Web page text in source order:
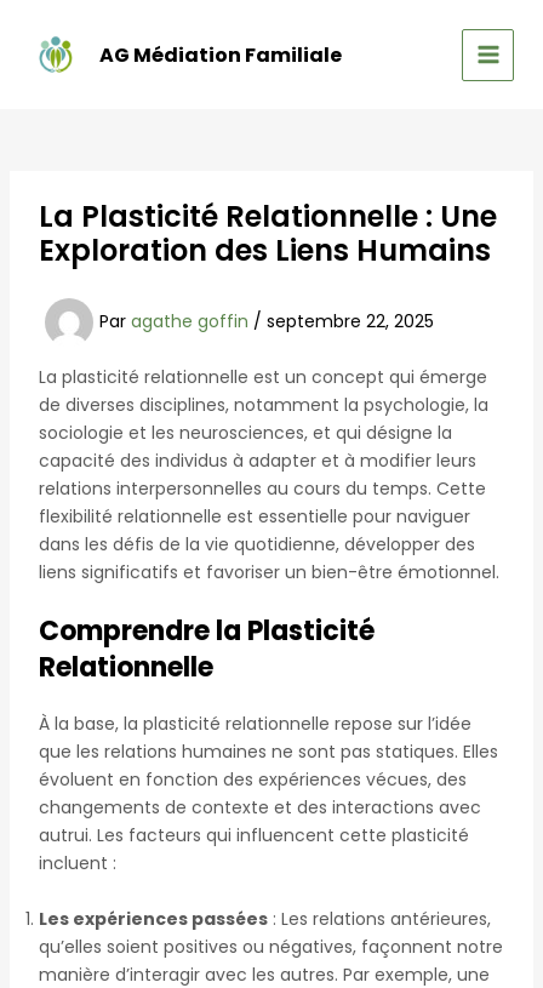
contenu
AG Médiation Familiale
MAIN
La Plasticité Relationnelle : Une
Exploration des Liens Humains
Par agathe goffin / septembre 22, 2025
La plasticité relationnelle est un concept qui émerge
de diverses disciplines, notamment la psychologie, la
sociologie et les neurosciences, et qui désigne la
capacité des individus à adapter et à modifier leurs
relations interpersonnelles au cours du temps. Cette
flexibilité relationnelle est essentielle pour naviguer
dans les défis de la vie quotidienne, développer des
liens significatifs et favoriser un bien-être émotionnel.
Comprendre la Plasticité
Relationnelle
À la base, la plasticité relationnelle repose sur l’idée
que les relations humaines ne sont pas statiques. Elles
évoluent en fonction des expériences vécues, des
changements de contexte et des interactions avec
autrui. Les facteurs qui influencent cette plasticité
incluent :
Les expériences passées: Les relations antérieures,
qu’elles soient positives ou négatives, façonnent notre
manière d’interagir avec les autres. Par exemple, une